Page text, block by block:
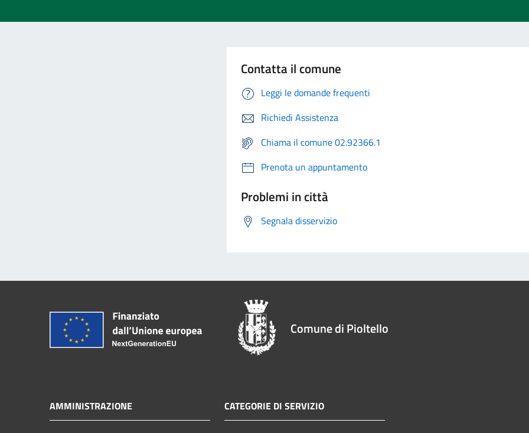
Contatta il comune
Leggi le domande frequenti
Richiedi Assistenza
Chiama il comune 02.92366.1
Prenota un appuntamento
Problemi in città
Segnala disservizio
Comune di Pioltello
AMMINISTRAZIONE CATEGORIE DI SERVIZIO